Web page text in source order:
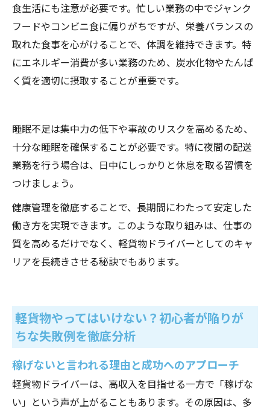
食生活にも注意が必要です。忙しい業務の中でジャンク
フードやコンビニ食に偏りがちですが、栄養バランスの
取れた食事を心がけることで、体調を維持できます。特
にエネルギー消費が多い業務のため、炭水化物やたんぱ
く質を適切に摂取することが重要です。
睡眠不足は集中力の低下や事故のリスクを高めるため、
十分な睡眠を確保することが必要です。特に夜間の配送
業務を行う場合は、日中にしっかりと休息を取る習慣を
つけましょう。
健康管理を徹底することで、長期間にわたって安定した
働き方を実現できます。このような取り組みは、仕事の
質を高めるだけでなく、軽貨物ドライバーとしてのキャ
リアを長続きさせる秘訣でもあります。
軽貨物やってはいけない？初心者が陥りが
ちな失敗例を徹底分析
稼げないと言われる理由と成功へのアプローチ
軽貨物ドライバーは、高収入を目指せる一方で「稼げな
い」という声が上がることもあります。その原因は、多